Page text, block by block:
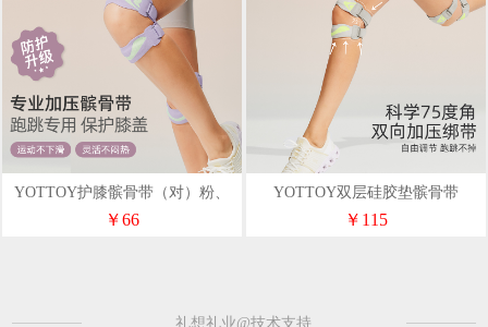
YOTTOY护膝髌骨带（对）粉、
灰、紫、黑
￥66
YOTTOY双层硅胶垫髌骨带
（对）灰、紫、黑
￥115
礼想礼业@技术支持